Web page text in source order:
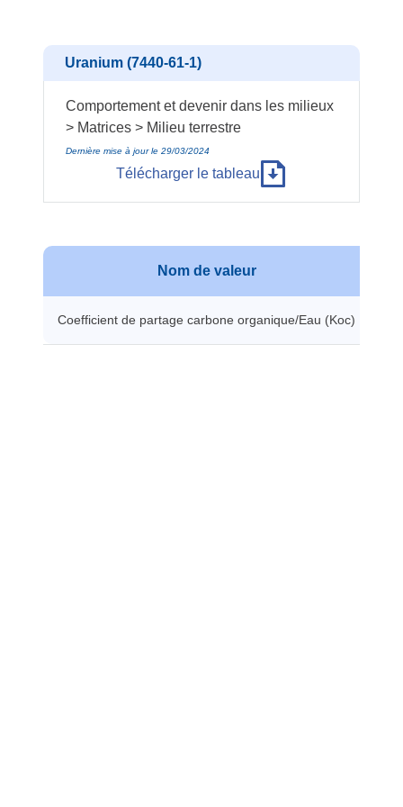
Uranium (7440-61-1)
Comportement et devenir dans les milieux
> Matrices > Milieu terrestre
Dernière mise à jour le 29/03/2024
Télécharger le tableau
Nom de valeur
Coefficient de partage carbone organique/Eau (Koc)